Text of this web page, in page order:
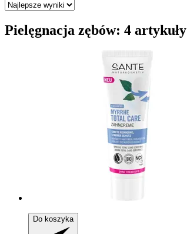
Pielęgnacja zębów: 4 artykuły
Do koszyka